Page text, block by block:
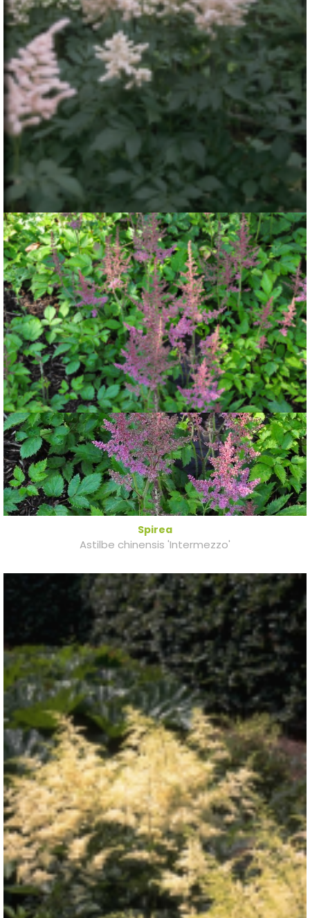
Spirea
Astilbe 'Europa'
Spirea
Astilbe chinensis 'Intermezzo'
Spirea
Astilbe 'Brautschleier'